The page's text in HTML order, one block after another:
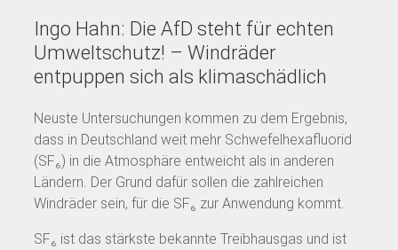
Ingo Hahn: Die AfD steht für echten
Umweltschutz! – Windräder
entpuppen sich als klimaschädlich
Neuste Untersuchungen kommen zu dem Ergebnis,
dass in Deutschland weit mehr Schwefelhexafluorid
(SF₆) in die Atmosphäre entweicht als in anderen
Ländern. Der Grund dafür sollen die zahlreichen
Windräder sein, für die SF₆ zur Anwendung kommt.
SF₆ ist das stärkste bekannte Treibhausgas und ist